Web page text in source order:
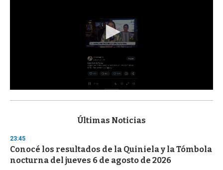
s
d
s
o
f
Últimas Noticias
23:45
Conocé los resultados de la Quiniela y la Tómbola
nocturna del jueves 6 de agosto de 2026